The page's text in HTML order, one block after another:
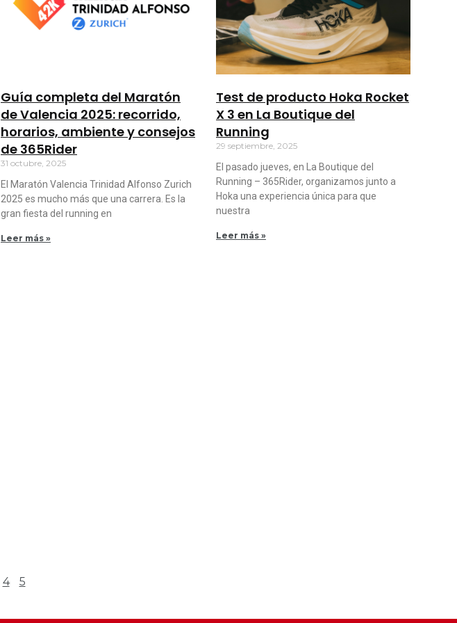
Guía completa del Maratón
de Valencia 2025: recorrido,
horarios, ambiente y consejos
de 365Rider
31 octubre, 2025
El Maratón Valencia Trinidad Alfonso Zurich
2025 es mucho más que una carrera. Es la
gran fiesta del running en
Leer más »
Test de producto Hoka Rocket
X 3 en La Boutique del
Running
29 septiembre, 2025
El pasado jueves, en La Boutique del
Running – 365Rider, organizamos junto a
Hoka una experiencia única para que
nuestra
Leer más »
4 5